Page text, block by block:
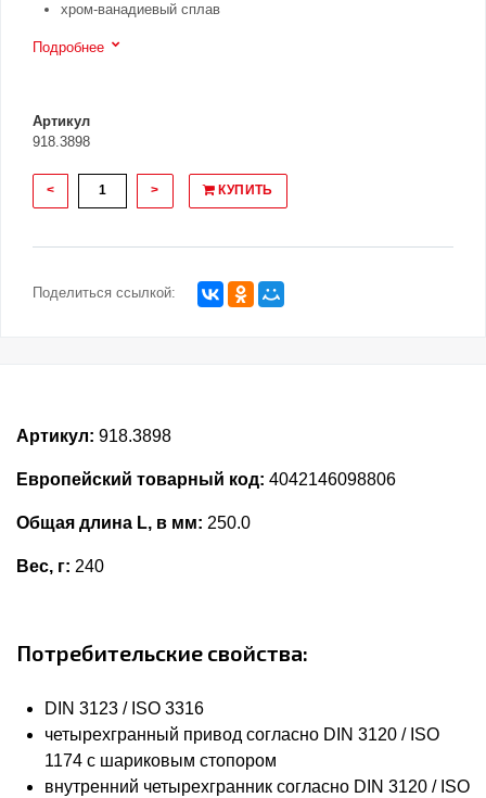
хром-ванадиевый сплав
Подробнее
Артикул
918.3898
< > КУПИТЬ
Поделиться ссылкой:
Артикул: 918.3898
Европейский товарный код: 4042146098806
Общая длина L, в мм: 250.0
Вес, г: 240
Потребительские свойства:
DIN 3123 / ISO 3316
четырехгранный привод согласно DIN 3120 / ISO
1174 с шариковым стопором
внутренний четырехгранник согласно DIN 3120 / ISO